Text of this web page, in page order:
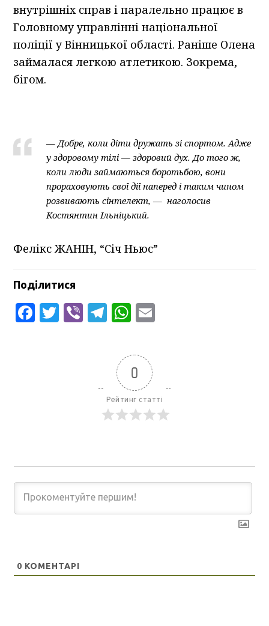
внутрішніх справ і паралельно працює в
Головному управлінні національної
поліції у Вінницької області. Раніше Олена
займалася легкою атлетикою. Зокрема,
бігом.
— Добре, коли діти дружать зі спортом. Адже
у здоровому тілі — здоровий дух. До того ж,
коли люди займаються боротьбою, вони
прораховують свої дії наперед і таким чином
розвивають сінтелект, — наголосив
Костянтин Ільніцький.
Фелікс ЖАНІН, “Січ Ньюс”
Поділитися
Facebook
Twitter
ViberTelegram
WhatsApp
0
Рейтинг статті
0 КОМЕНТАРІ